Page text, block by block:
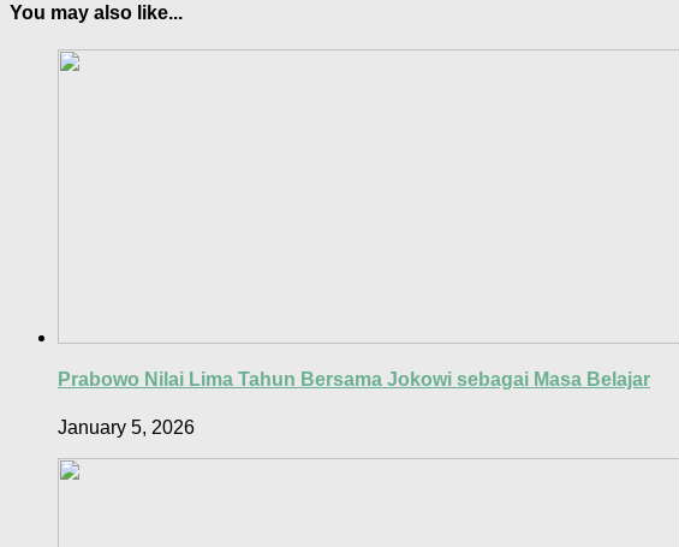
You may also like...
Prabowo Nilai Lima Tahun Bersama Jokowi sebagai Masa Belajar
January 5, 2026